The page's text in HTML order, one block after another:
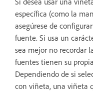
específica (como la
asegúrese de
fuente. Si usa un
sea mejor no recordar
fuentes tienen su
Dependiendo de si
con viñeta, una viñeta